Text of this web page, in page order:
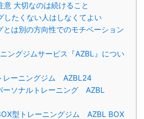
意 大切なのは続けること
したくない人はしなくてよい
とは別の方向性でのモチベーション
ングジムサービス『AZBL』につい
レーニングジム AZBL24
ーソナルトレーニング AZBL
型トレーニングジム AZBL BOX